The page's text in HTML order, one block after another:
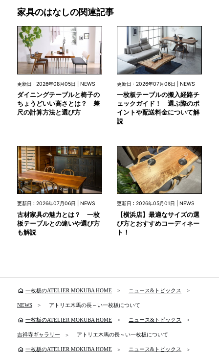
家具のはなしの関連記事
更新日 : 2026年08月05日 | NEWS
ダイニングテーブルと椅子の
ちょうどいい高さとは？ 差
尺の計算方法と選び方
更新日 : 2026年07月06日 | NEWS
一枚板テーブルの搬入経路チ
ェックガイド！ 選ぶ際のポ
イントや配送料金について解
説
更新日 : 2026年07月06日 | NEWS
古材家具の魅力とは？ 一枚
板テーブルとの違いや選び方
も解説
更新日 : 2026年05月01日 | NEWS
【横浜店】最適なサイズの選
び方とおすすめコーディネー
ト！
home 一枚板のATELIER MOKUBA HOME ニュース&トピックス
NEWS アトリエ木馬の長～い一枚板について
home 一枚板のATELIER MOKUBA HOME ニュース&トピックス
吉祥寺ギャラリー アトリエ木馬の長～い一枚板について
home 一枚板のATELIER MOKUBA HOME ニュース&トピックス